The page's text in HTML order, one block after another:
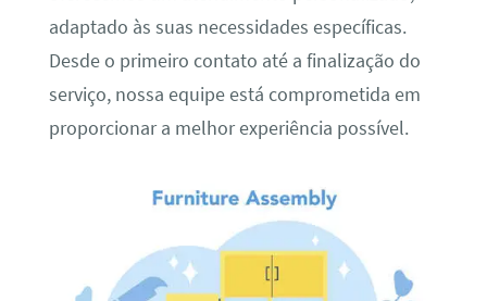
adaptado às suas necessidades específicas.
Desde o primeiro contato até a finalização do
serviço, nossa equipe está comprometida em
proporcionar a melhor experiência possível.